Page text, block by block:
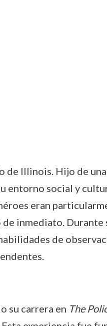
de Illinois. Hijo de
entorno social y
eran
inmediato. Durante
de
su carrera en The